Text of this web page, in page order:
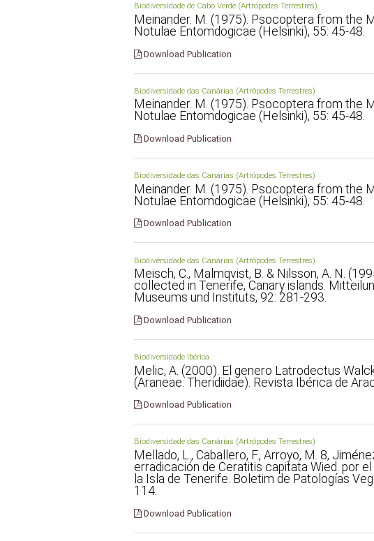
Biodiversidade de Cabo Verde (Artrópodes Terrestres)
Meinander. M. (1975). Psocoptera from the
Notulae Entomdogicae (Helsinki), 55: 45-48.
Download Publication
Biodiversidade das Canárias (Artrópodes Terrestres)
Meinander. M. (1975). Psocoptera from the
Notulae Entomdogicae (Helsinki), 55: 45-48.
Download Publication
Biodiversidade das Canárias (Artrópodes Terrestres)
Meinander. M. (1975). Psocoptera from the
Notulae Entomdogicae (Helsinki), 55: 45-48.
Download Publication
Biodiversidade das Canárias (Artrópodes Terrestres)
Meisch, C., Malmqvist, B. & Nilsson, A. N.
collected in Tenerife, Canary islands.
Museums und Instituts, 92: 281-293.
Download Publication
Biodiversidade Ibérica
Melic, A. (2000). El genero Latrodectus
(Araneae: Theridiidae). Revista Ibérica de
Download Publication
Biodiversidade das Canárias (Artrópodes Terrestres)
Mellado, L., Caballero, F., Arroyo, M. 8,
erradicación de Ceratitis capitata Wied. por
la Isla de Tenerife. Boletim de Patologías
114.
Download Publication